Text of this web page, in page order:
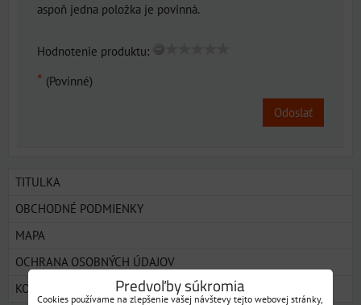
aspoň jedna položka je povinná.
Hodnotenie produktu:
* (Povinné)
Odoslať
TITULKA
OBCHODNÉ PODMIENKY
MAPA
OCHRANA OSOBNÝCH ÚDAJOV
KONTAKT
Predvoľby súkromia
Cookies používame na zlepšenie vašej návštevy tejto webovej stránky,